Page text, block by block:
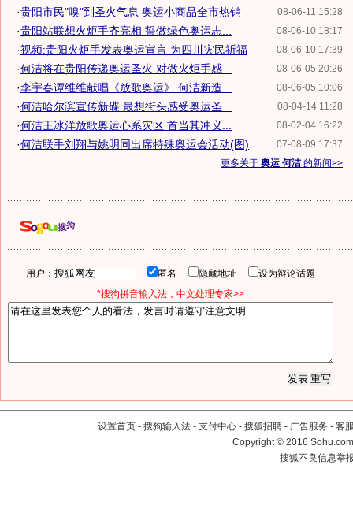
08-06-11 15:28
·贵阳市民"嗅"到圣火气息 奥运小商品全市热销
08-06-10 18:17
·贵阳站联想火炬手齐亮相 誓做绿色奥运志...
08-06-10 17:39
·视频:贵阳火炬手发表奥运宣言 为四川灾民祈福
08-06-05 20:26
·何洁将在贵阳传递奥运圣火 对做火炬手感...
08-06-05 10:06
·李宇春谭维维献唱《放歌奥运》 何洁新造...
08-04-14 11:28
·何洁哈尔滨宣传新碟 最想街头感受奥运圣...
08-02-04 16:22
·何洁王冰洋放歌奥运心系灾区 首当其冲义...
07-08-09 17:37
·何洁联手刘翔与姚明同出席特殊奥运会活动(图)
更多关于 奥运 何洁的新闻>>
用户： 匿名 隐藏地址
设为辩论话题
*搜狗拼音输入法，中文处理专家>>
设置首页 - 搜狗输入法 - 支付中心 - 搜狐招聘 - 广告服务 - 客
Copyright©2016
搜狐不良信息举